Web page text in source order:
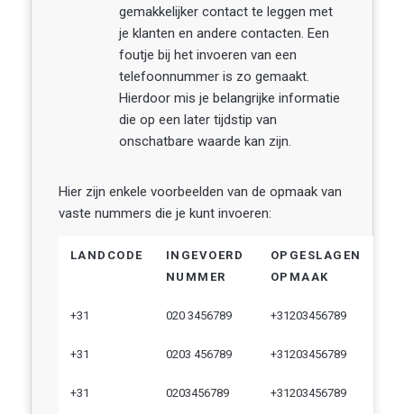
gemakkelijker contact te leggen met
je klanten en andere contacten. Een
foutje bij het invoeren van een
telefoonnummer is zo gemaakt.
Hierdoor mis je belangrijke informatie
die op een later tijdstip van
onschatbare waarde kan zijn.
Hier zijn enkele voorbeelden van de opmaak van
vaste nummers die je kunt invoeren:
LANDCODE
INGEVOERD
NUMMER
OPGESLAGEN
OPMAAK
+31 020 3456789 +31203456789
+31 0203 456789 +31203456789
+31 0203456789 +31203456789